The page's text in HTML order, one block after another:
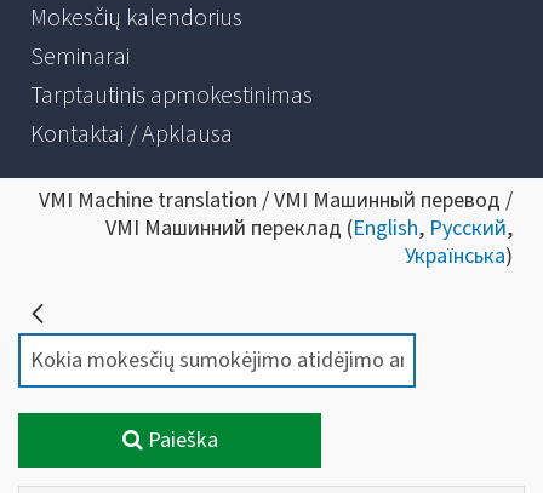
Mokesčių kalendorius
Seminarai
Tarptautinis apmokestinimas
Kontaktai / Apklausa
VMI Machine translation / VMI Машинный перевод /
VMI Машинний переклад (English, Русский,
Українська)
Paieška